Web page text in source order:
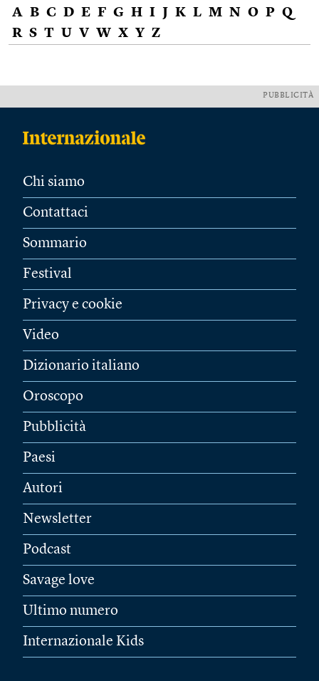
A B C D E F G H I J K L M N O P Q
R S T U V W X Y Z
PUBBLICITÀ
Chi siamo
Contattaci
Sommario
Festival
Privacy e cookie
Video
Dizionario italiano
Oroscopo
Pubblicità
Paesi
Autori
Newsletter
Podcast
Savage love
Ultimo numero
Internazionale Kids